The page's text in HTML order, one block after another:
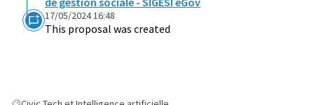
17/05/2024 16:48
This proposal was created